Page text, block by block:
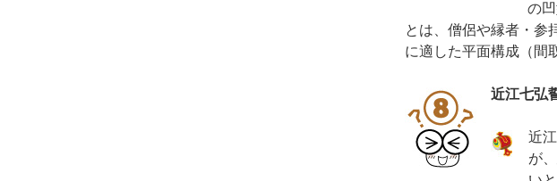
の
とは、僧侶や縁者・参
に適した平面構成（間
近江七弘
近
が